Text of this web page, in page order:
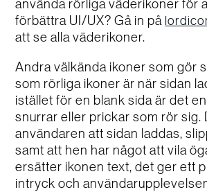
använda rörliga väderikoner för
förbättra UI/UX? Gå in på
att se alla väderikoner.
Andra välkända ikoner som gör
som rörliga ikoner är när sidan
istället för en blank sida är det
snurrar eller prickar som rör sig.
användaren att sidan laddas,
samt att hen har något att vila
ersätter ikonen text, det ger ett
intryck och